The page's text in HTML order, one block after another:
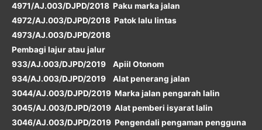
4971/AJ.003/DJPD/2018 Paku marka jalan
4972/AJ.003/DJPD/2018 Patok lalu lintas
4973/AJ.003/DJPD/2018
Pembagi lajur atau jalur
933/AJ.003/DJPD/2019 Apiil Otonom
934/AJ.003/DJPD/2019 Alat penerang jalan
3044/AJ.003/DJPD/2019 Marka jalan pengarah lalin
3045/AJ.003/DJPD/2019 Alat pemberi isyarat lalin
3046/AJ.003/DJPD/2019 Pengendali pengaman pengguna